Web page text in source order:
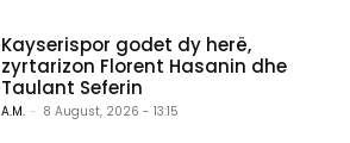
Kayserispor godet dy herë,
zyrtarizon Florent Hasanin dhe
Taulant Seferin
A.M. - 8 August, 2026 - 13:15